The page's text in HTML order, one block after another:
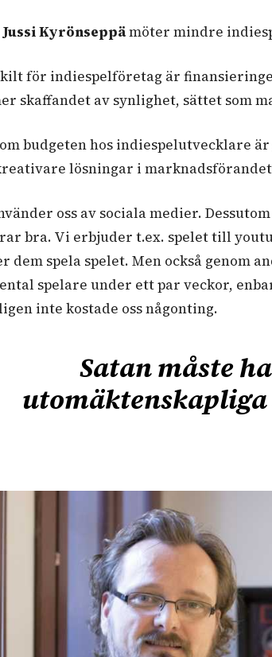
Jussi Kyrönseppämöter mindre
för indiespelföretag är
skaffandet av synlighet, sättet som
budgeten hos indiespelutvecklare
lösningar i
oss av sociala medier.
bra. Vi erbjuder t.ex. spelet till
dem spela spelet. Men också genom
spelare under ett par veckor,
inte kostade oss någonting.
Satan måste